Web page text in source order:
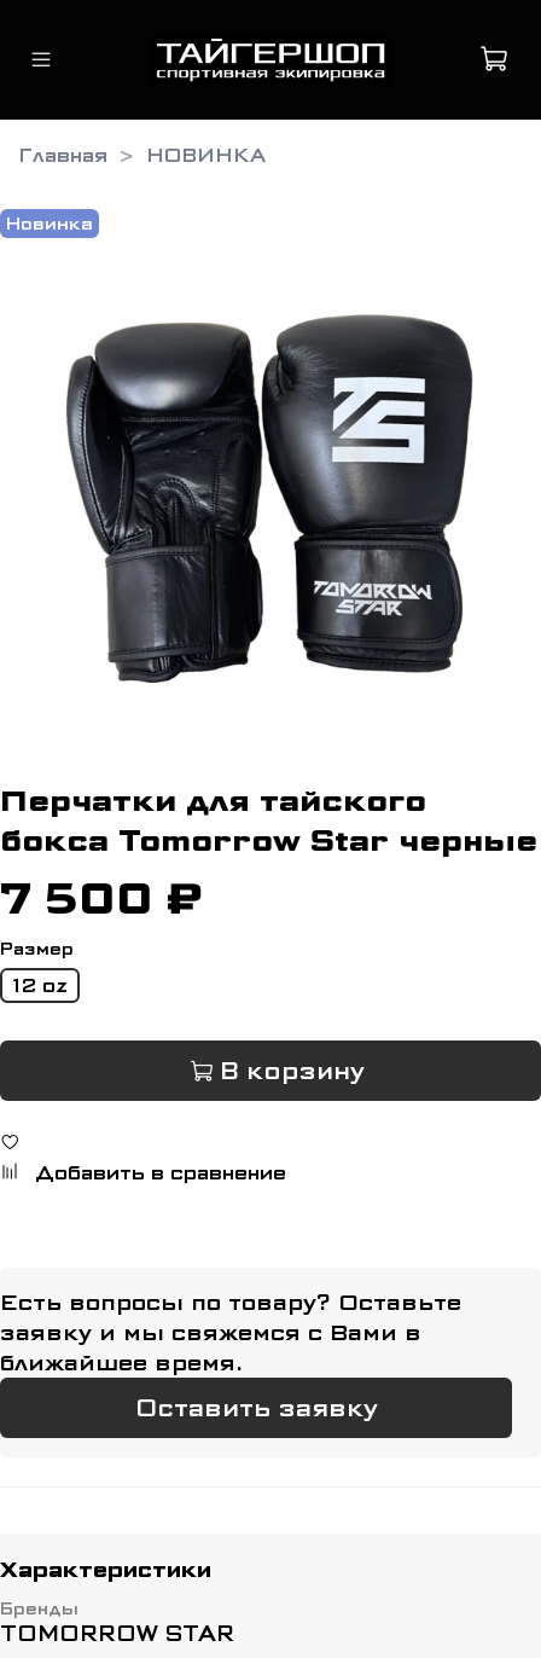
Главная НОВИНКА
Новинка
Перчатки для тайского
бокса Tomorrow Star черные
7 500 ₽
Размер
12 oz
В корзину
Добавить в сравнение
Есть вопросы по товару? Оставьте
заявку и мы свяжемся с Вами в
ближайшее время.
Оставить заявку
Характеристики
Бренды
TOMORROW STAR